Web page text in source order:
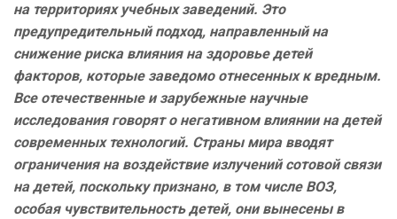
на территориях учебных заведений. Это
предупредительный подход, направленный на
снижение риска влияния на здоровье детей
факторов, которые заведомо отнесенных к вредным.
Все отечественные и зарубежные научные
исследования говорят о негативном влиянии на детей
современных технологий. Страны мира вводят
ограничения на воздействие излучений сотовой связи
на детей, поскольку признано, в том числе ВОЗ,
особая чувствительность детей, они вынесены в